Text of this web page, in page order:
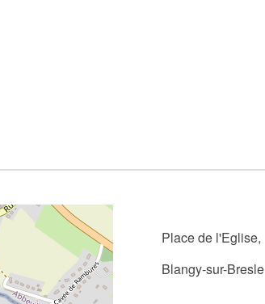
Place de l'Eglise,
Blangy-sur-Bresle